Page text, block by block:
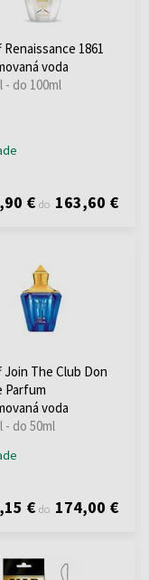
1861
voda
- do 100ml
€ do 163,60 €
Join The Club Don
Parfum
voda
- do 50ml
€ do 174,00 €